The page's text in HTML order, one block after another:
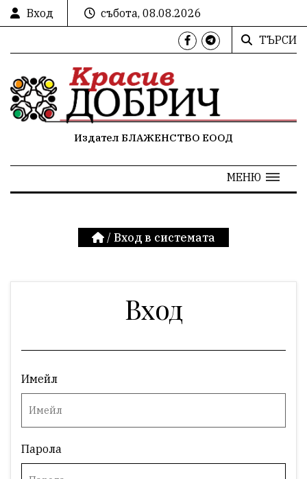
Вход
събота, 08.08.2026
ТЪРСИ
Издател БЛАЖЕНСТВО ЕООД
МЕНЮ
/ Вход в системата
Вход
Имейл
Парола